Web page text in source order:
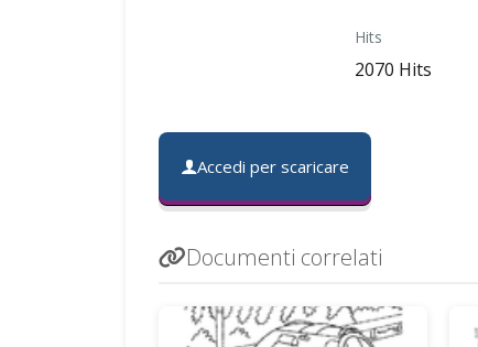
Hits
2070 Hits
Accedi per scaricare
Documenti correlati